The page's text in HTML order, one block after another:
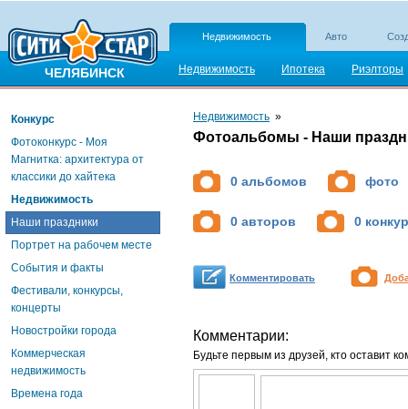
ЧЕЛЯБИНСК
Недвижимость Авто
Недвижимость Ипотека Риэлторы
Конкурс
Фотоконкурс - Моя
Магнитка: архитектура от
классики до хайтека
Недвижимость
Наши праздники
Портрет на рабочем месте
События и факты
Фестивали, конкурсы,
концерты
Новостройки города
Коммерческая
недвижимость
Времена года
Недвижимость »
Фотоальбомы - Наши
0 альбомов фото
0 авторов 0
Комментировать
Комментарии:
Будьте первым из друзей, кто оставит